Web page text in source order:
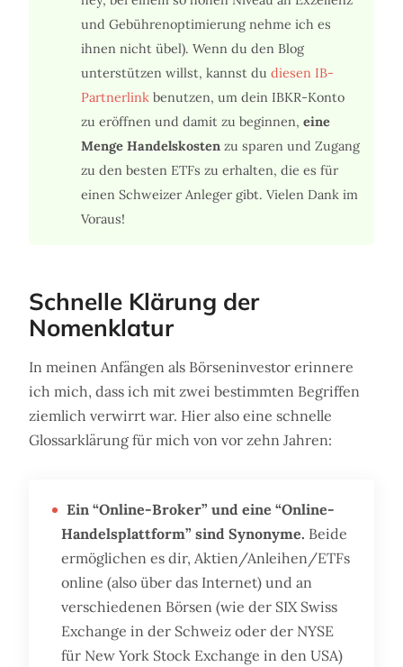
und Gebührenoptimierung nehme ich es
ihnen nicht übel). Wenn du den Blog
unterstützen willst, kannst du diesen IB-
Partnerlinkbenutzen, um dein IBKR-Konto
zu eröffnen und damit zu beginnen, eine
Menge Handelskostenzu sparen und Zugang
zu den besten ETFs zu erhalten, die es für
einen Schweizer Anleger gibt. Vielen Dank im
Voraus!
Schnelle Klärung der
Nomenklatur
In meinen Anfängen als Börseninvestor erinnere
ich mich, dass ich mit zwei bestimmten Begriffen
ziemlich verwirrt war. Hier also eine schnelle
Glossarklärung für mich von vor zehn Jahren:
Ein “Online-Broker” und eine “Online-
Handelsplattform” sind Synonyme. Beide
ermöglichen es dir, Aktien/Anleihen/ETFs
online (also über das Internet) und an
verschiedenen Börsen (wie der SIX Swiss
Exchange in der Schweiz oder der NYSE
für New York Stock Exchange in den USA)